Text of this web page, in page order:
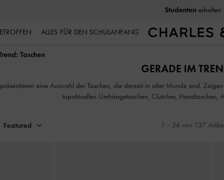
Studenten erhalten
ALLES FÜR DEN SCHULANFANG
Taschen
GERADE IM
eine Auswahl der Taschen, die derzeit in aller Munde sind.
topaktuellen Umhängetaschen, Clutches, Handtaschen,
Featured 1 - 54 von 137